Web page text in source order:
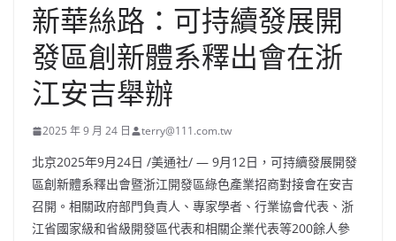
新華絲路：可持續發展開
發區創新體系釋出會在浙
江安吉舉辦
2025 年 9 月 24 日 terry@111.com.tw
北京2025年9月24日 /美通社/ — 9月12日，可持續發展開發
區創新體系釋出會暨浙江開發區綠色產業招商對接會在安吉
召開。相關政府部門負責人、專家學者、行業協會代表、浙
江省國家級和省級開發區代表和相關企業代表等200餘人參